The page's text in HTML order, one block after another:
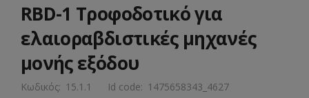
RBD-1 Τροφοδοτικό για
ελαιοραβδιστικές μηχανές
μονής εξόδου
Κωδικός: 15.1.1 Id code: 1475658343_4627